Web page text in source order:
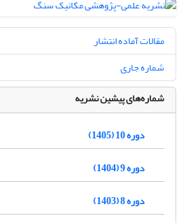
مقالات آماده انتشار
شماره جاری
شماره‌های پیشین نشریه
دوره 10 (1405)
دوره 9 (1404)
دوره 8 (1403)